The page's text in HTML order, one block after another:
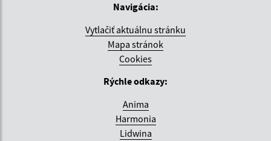
Navigácia:
Vytlačiť aktuálnu stránku
Mapa stránok
Cookies
Rýchle odkazy:
Anima
Harmonia
Lidwina